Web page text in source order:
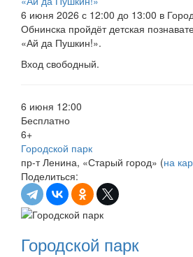
6 июня 2026 с 12:00 до 13:00 в
Обнинска пройдёт детская
«Ай да Пушкин!».
Вход свободный.
6 июня 12:00
Бесплатно
6+
Городской парк
пр-т Ленина, «Старый город» (на
Поделиться:
Городской парк